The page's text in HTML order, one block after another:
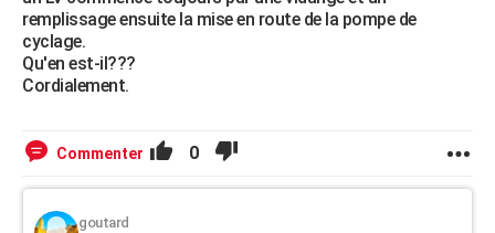
remplissage ensuite la mise en route de la pompe de
cyclage.
Qu'en est-il???
Cordialement.
Commenter 0
goutard